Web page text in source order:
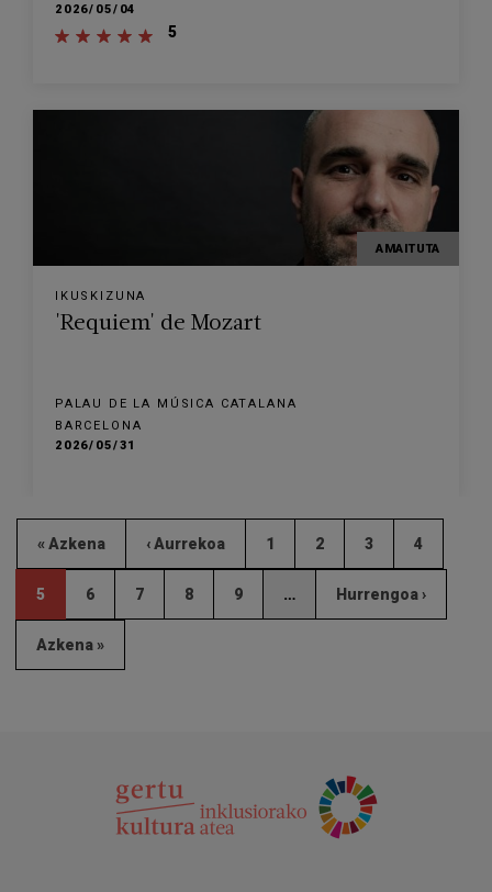
2026/05/04
5
AMAITUTA
IKUSKIZUNA
'Requiem' de Mozart
PALAU DE LA MÚSICA CATALANA
BARCELONA
2026/05/31
« Azkena ‹ Aurrekoa 1 2 3 4
5 6 7 8 9 … Hurrengoa ›
Azkena »